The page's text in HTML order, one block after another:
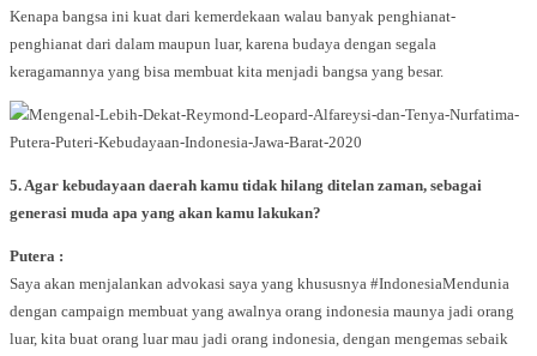
Kenapa bangsa ini kuat dari kemerdekaan walau banyak penghianat-
penghianat dari dalam maupun luar, karena budaya dengan segala
keragamannya yang bisa membuat kita menjadi bangsa yang besar.
5. Agar kebudayaan daerah kamu tidak hilang ditelan zaman, sebagai
generasi muda apa yang akan kamu lakukan?
Putera :
Saya akan menjalankan advokasi saya yang khususnya #IndonesiaMendunia
dengan campaign membuat yang awalnya orang indonesia maunya jadi orang
luar, kita buat orang luar mau jadi orang indonesia, dengan mengemas sebaik